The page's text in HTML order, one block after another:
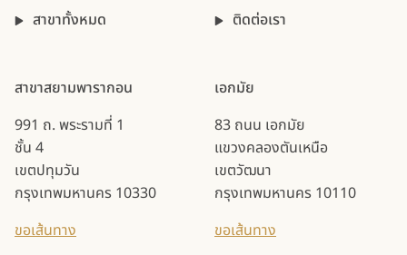
สาขาทั้งหมด
ติดต่อเรา
สาขาสยามพารากอน
991 ถ. พระรามที่ 1
ชั้น 4
เขตปทุมวัน
กรุงเทพมหานคร 10330
ขอเส้นทาง
เอกมัย
83 ถนน เอกมัย
แขวงคลองตันเหนือ
เขตวัฒนา
กรุงเทพมหานคร 10110
ขอเส้นทาง